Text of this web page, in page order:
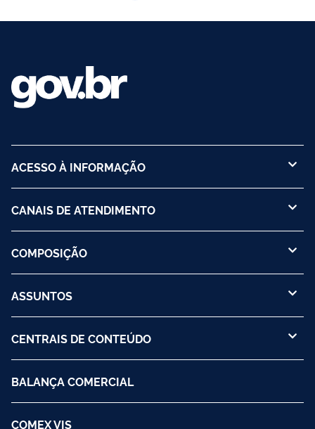
ACESSO À INFORMAÇÃO
CANAIS DE ATENDIMENTO
COMPOSIÇÃO
ASSUNTOS
CENTRAIS DE CONTEÚDO
BALANÇA COMERCIAL
COMEX VIS